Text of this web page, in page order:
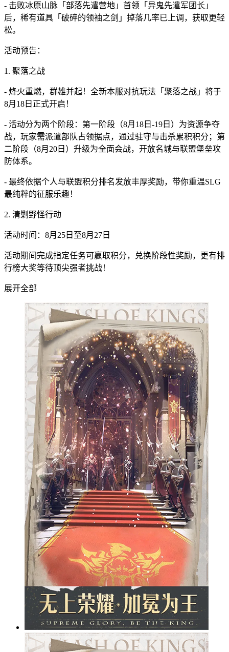
- 击败冰原山脉「部落先遣营地」首领「异鬼先遣军团长」
后，稀有道具「破碎的领袖之剑」掉落几率已上调，获取更轻
松。
活动预告：
1. 聚落之战
- 烽火重燃，群雄并起！全新本服对抗玩法「聚落之战」将于
8月18日正式开启！
- 活动分为两个阶段：第一阶段（8月18日-19日）为资源争夺
战，玩家需派遣部队占领据点，通过驻守与击杀累积积分；第
二阶段（8月20日）升级为全面会战，开放名城与联盟堡垒攻
防体系。
- 最终依据个人与联盟积分排名发放丰厚奖励，带你重温SLG
最纯粹的征服乐趣！
2. 清剿野怪行动
活动时间：8月25日至8月27日
活动期间完成指定任务可赢取积分，兑换阶段性奖励，更有排
行榜大奖等待顶尖强者挑战！
展开全部